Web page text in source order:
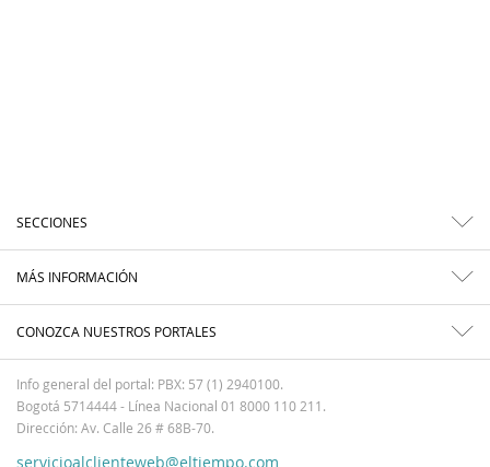
SECCIONES
MÁS INFORMACIÓN
CONOZCA NUESTROS PORTALES
Info general del portal: PBX: 57 (1) 2940100.
Bogotá 5714444 - Línea Nacional 01 8000 110 211.
Dirección: Av. Calle 26 # 68B-70.
servicioalclienteweb@eltiempo.com